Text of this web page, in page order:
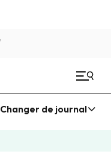
Changer de journal